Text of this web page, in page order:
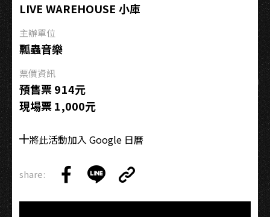
LIVE WAREHOUSE 小庫
主辦單位
瓢蟲音樂
票價資訊
預售票 914元
現場票 1,000元
將此活動加入 Google 日曆
share:
on
on
Link
Copy